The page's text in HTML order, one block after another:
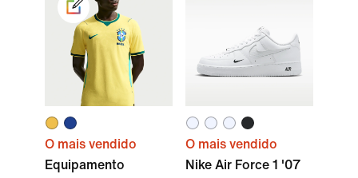
O mais vendido
Equipamento
O mais vendido
Nike Air Force 1 '07